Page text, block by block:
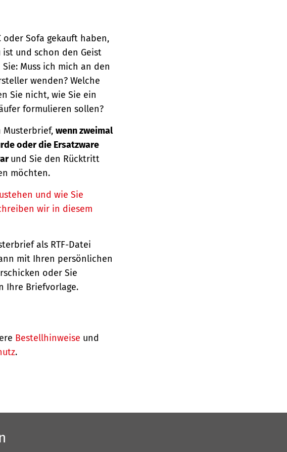
oder Sofa gekauft haben,
und schon den Geist
Muss ich mich an den
wenden? Welche
Sie nicht, wie Sie ein
formulieren sollen?
Musterbrief,wenn zweimal
oder die Ersatzware
und Sie den Rücktritt
möchten.
und wie Sie
wir in diesem
als RTF-Datei
mit Ihren persönlichen
oder Sie
Ihre Briefvorlage.
Bestellhinweise und
.